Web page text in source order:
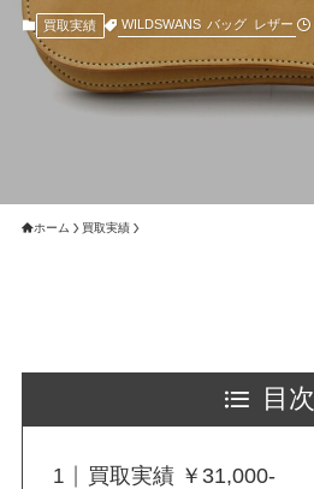
買取実績 WILDSWANS バッグ レザー
ホーム 買取実績
目次
買取実績 ￥31,000-